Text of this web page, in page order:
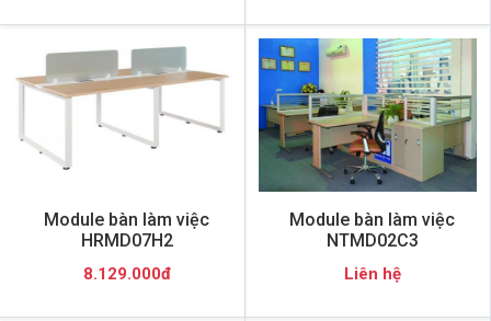
Module bàn làm việc
HRMD07H2
8.129.000đ
Module bàn làm việc
NTMD02C3
Liên hệ